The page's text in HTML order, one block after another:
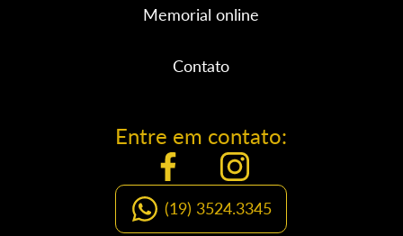
Memorial online
Contato
Entre em contato:
(19) 3524.3345